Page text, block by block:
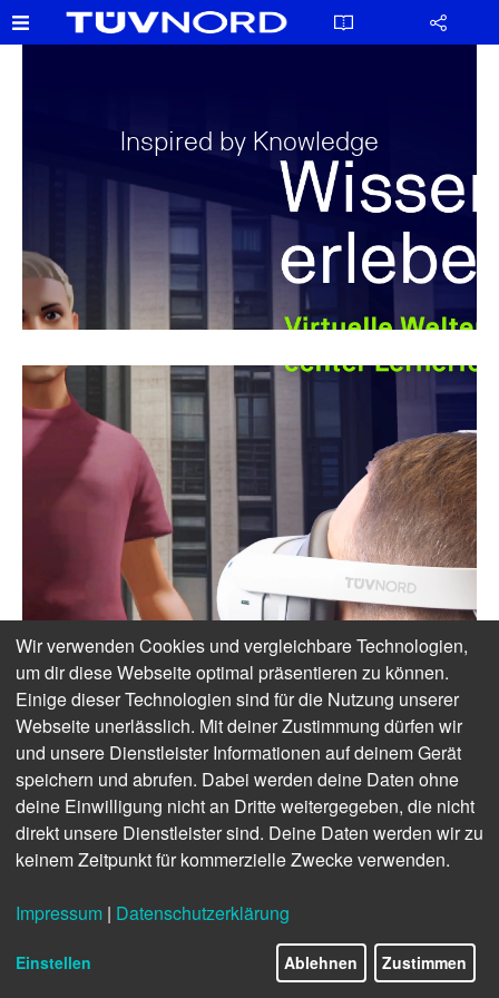
Inspired by Knowledge
Wir verwenden Cookies und vergleichbare Technologien,
um dir diese Webseite optimal präsentieren zu können.
Einige dieser Technologien sind für die Nutzung unserer
Webseite unerlässlich. Mit deiner Zustimmung dürfen wir
und unsere Dienstleister Informationen auf deinem Gerät
speichern und abrufen. Dabei werden deine Daten ohne
deine Einwilligung nicht an Dritte weitergegeben, die nicht
direkt unsere Dienstleister sind. Deine Daten werden wir zu
keinem Zeitpunkt für kommerzielle Zwecke verwenden.
Impressum | Datenschutzerklärung
Einstellen Ablehnen Zustimmen